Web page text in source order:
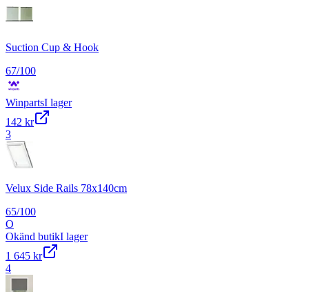
Suction Cup & Hook
67/100
WinpartsI lager
142 kr
3
Velux Side Rails 78x140cm
65/100
O
Okänd butikI lager
1 645 kr
4